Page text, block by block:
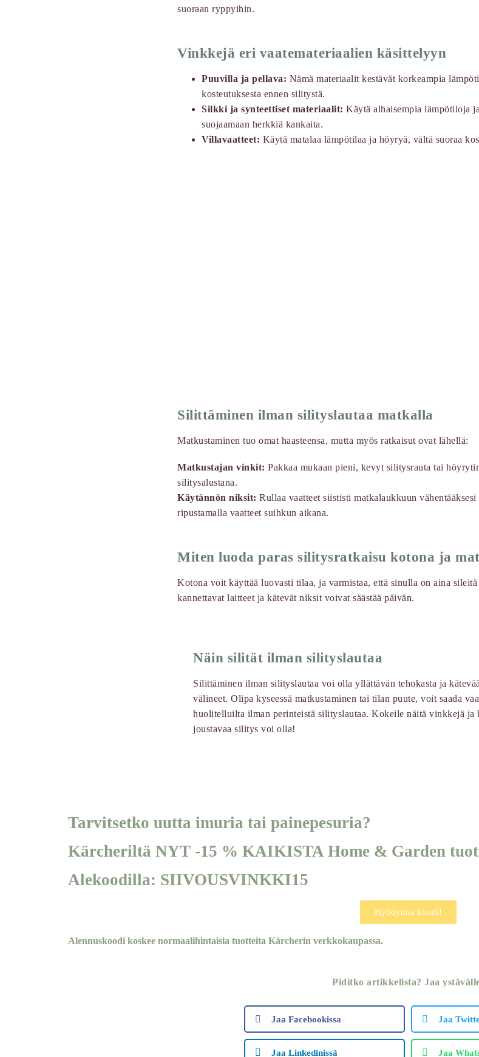
suoraan ryppyihin.
Vinkkejä eri vaatemateriaalien käsittelyyn
Puuvilla ja pellava: Nämä materiaalit kestävät korkeampia
kosteutuksesta ennen silitystä.
Silkki ja synteettiset materiaalit: Käytä alhaisempia lämpötiloja
suojaamaan herkkiä kankaita.
Villavaatteet: Käytä matalaa lämpötilaa ja höyryä, vältä suoraa kos
Silittäminen ilman silityslautaa matkalla
Matkustaminen tuo omat haasteensa, mutta myös ratkaisut ovat lähellä:
Matkustajan vinkit: Pakkaa mukaan pieni, kevyt silitysrauta tai
silitysalustana.
Käytännön niksit: Rullaa vaatteet siististi matkalaukkuun
ripustamalla vaatteet suihkun aikana.
Miten luoda paras silitysratkaisu kotona ja
Kotona voit käyttää luovasti tilaa, ja varmistaa, että sinulla on aina
kannettavat laitteet ja kätevät niksit voivat säästää päivän.
Näin silität ilman silityslautaa
Silittäminen ilman silityslautaa voi olla yllättävän tehokasta ja
välineet. Olipa kyseessä matkustaminen tai tilan puute, voit saada
huolitelluilta ilman perinteistä silityslautaa. Kokeile näitä vinkkejä ja
joustavaa silitys voi olla!
Tarvitsetko uutta imuria tai painepesuria?
Kärcheriltä NYT -15 % KAIKISTA Home & Garden
Alekoodilla: SIIVOUSVINKKI15
Hyödynnä koodi!
Alennuskoodi koskee normaalihintaisia tuotteita Kärcherin verkkokaupassa.
Piditko artikkelista? Jaa
Jaa Facebookissa Jaa
Jaa Linkedinissä Jaa